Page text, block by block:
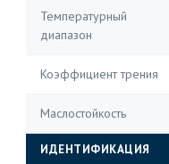
Температурный
диапазон
Коэффициент трения
Маслостойкость
ИДЕНТИФИКАЦИЯ